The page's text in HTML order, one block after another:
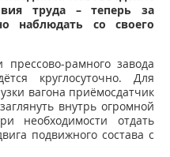
труда – теперь за
наблюдать со своего
рамного завода
круглосуточно. Для
вагона приёмосдатчик
внутрь огромной
необходимости отдать
подвижного состава с